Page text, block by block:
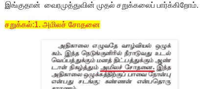
இங்குதான் வைரமுத்துவின் முதல் சறுக்கலைப் பார்க்கிறோம்.
சறுக்கல்:1. அமிலச் சோதனை